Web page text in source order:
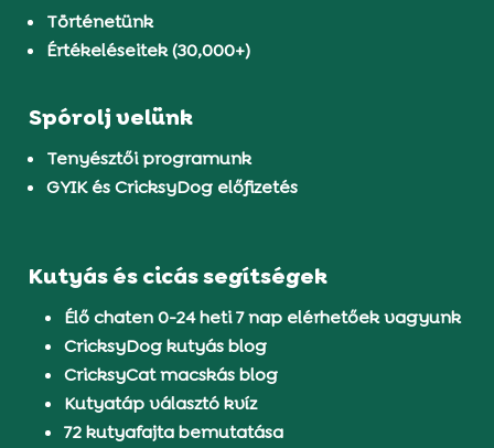
Történetünk
Értékeléseitek (30,000+)
Spórolj velünk
Tenyésztői programunk
GYIK és CricksyDog előfizetés
Kutyás és cicás segítségek
Élő chaten 0-24 heti 7 nap elérhetőek vagyunk
CricksyDog kutyás blog
CricksyCat macskás blog
Kutyatáp választó kvíz
72 kutyafajta bemutatása